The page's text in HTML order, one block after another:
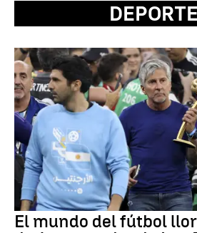
El mundo del fútbol